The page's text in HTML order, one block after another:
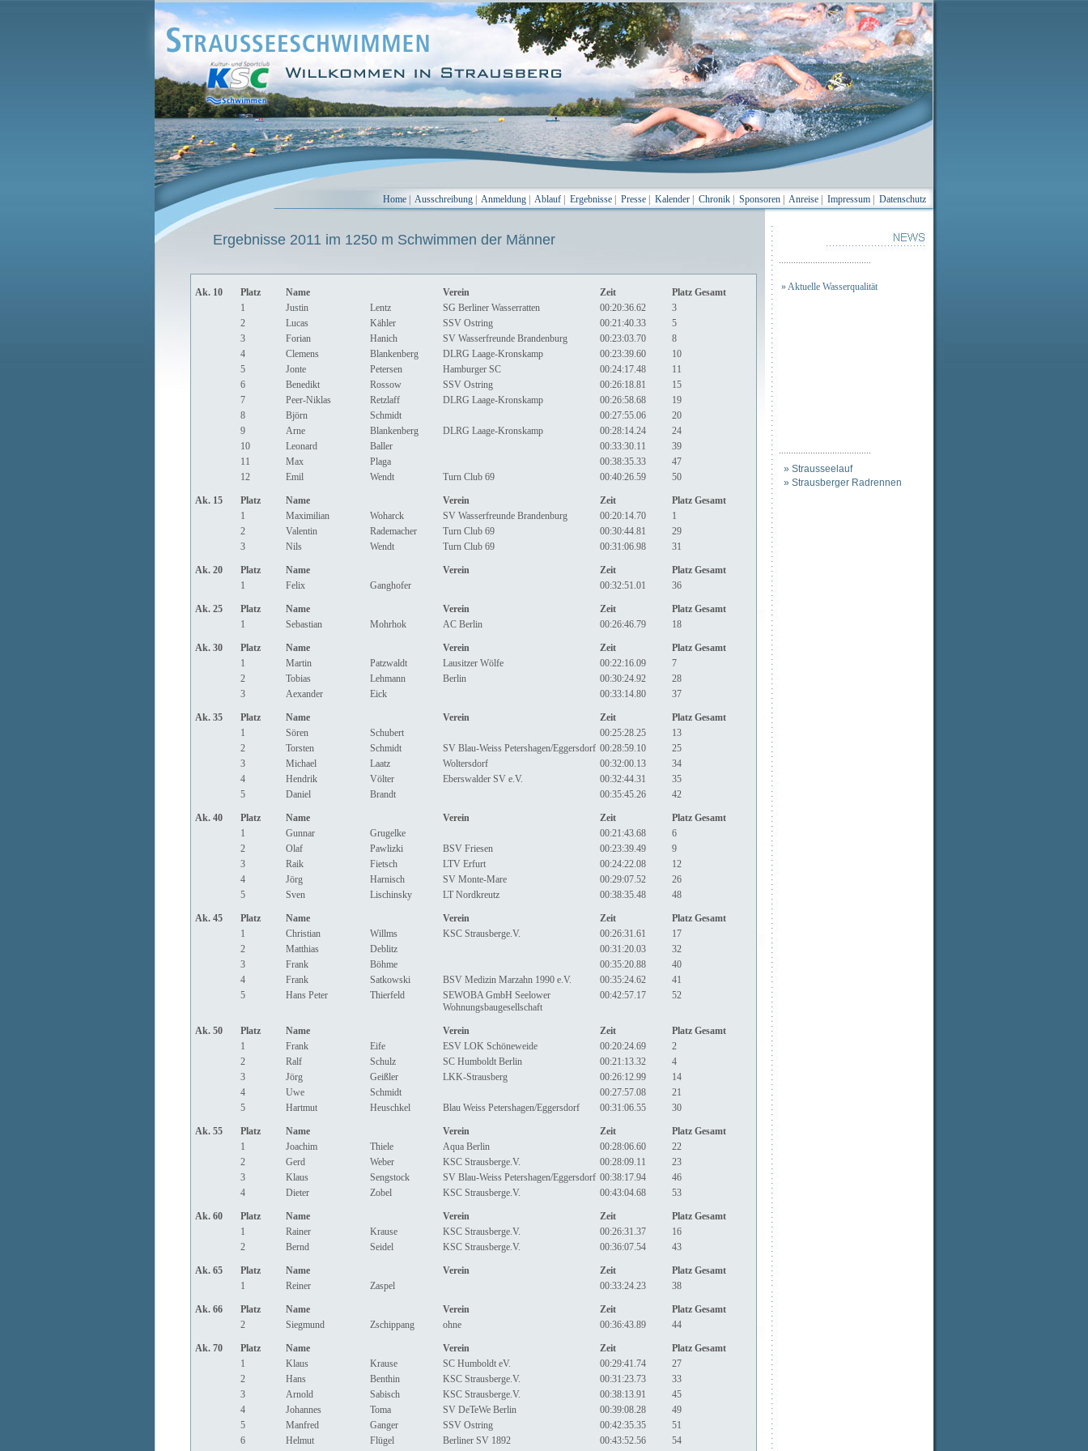
Home Ausschreibung Anmeldung Ablauf Ergebnisse Presse Kalender Chronik Sponsoren Anreise Impressum Datenschutz
Ergebnisse 2011 im 1250 m Schwimmen der Männer
Ak. 10 Platz Name Verein Zeit
Platz Gesamt
1
Justin Lentz SG Berliner Wasserratten 00:20:36.62
3
2
Lucas Kähler SSV Ostring 00:21:40.33
5
3
Forian Hanich SV Wasserfreunde Brandenburg 00:23:03.70
8
4
Clemens Blankenberg DLRG Laage-Kronskamp 00:23:39.60
10
5
Jonte Petersen Hamburger SC 00:24:17.48
11
6
Benedikt Rossow SSV Ostring 00:26:18.81
15
7
Peer-Niklas Retzlaff DLRG Laage-Kronskamp 00:26:58.68
19
8
Björn Schmidt 00:27:55.06
20
9
Arne Blankenberg DLRG Laage-Kronskamp 00:28:14.24
24
10
Leonard Baller 00:33:30.11
39
11
Max Plaga 00:38:35.33
47
12
Emil Wendt Turn Club 69 00:40:26.59 50
Ak. 15 Platz Name Verein Zeit
Platz Gesamt
1
Maximilian Woharck SV Wasserfreunde Brandenburg 00:20:14.70
1
2
Valentin Rademacher Turn Club 69 00:30:44.81
29
3
Nils Wendt Turn Club 69 00:31:06.98 31
Ak. 20 Platz Name Verein Zeit
Platz Gesamt
1
Felix Ganghofer 00:32:51.01 36
Ak. 25 Platz Name Verein Zeit
Platz Gesamt
1
Sebastian Mohrhok AC Berlin 00:26:46.79 18
Ak. 30 Platz Name Verein Zeit
Platz Gesamt
1
Martin Patzwaldt Lausitzer Wölfe 00:22:16.09
7
2
Tobias Lehmann Berlin 00:30:24.92
28
3
Aexander Eick 00:33:14.80 37
Ak. 35 Platz Name Verein Zeit
Platz Gesamt
1
Sören Schubert 00:25:28.25
13
2
Torsten Schmidt SV Blau-Weiss Petershagen/Eggersdorf 00:28:59.10
25
3
Michael Laatz Woltersdorf 00:32:00.13
34
4
Hendrik Völter Eberswalder SV e.V. 00:32:44.31
35
5
Daniel Brandt 00:35:45.26 42
Ak. 40 Platz Name Verein Zeit
Platz Gesamt
1
Gunnar Grugelke 00:21:43.68
6
2
Olaf Pawlizki BSV Friesen 00:23:39.49
9
3
Raik Fietsch LTV Erfurt 00:24:22.08
12
4
Jörg Harnisch SV Monte-Mare 00:29:07.52
26
5
Sven Lischinsky LT Nordkreutz 00:38:35.48 48
Ak. 45 Platz Name Verein Zeit
Platz Gesamt
1
Christian Willms KSC Strausberge.V. 00:26:31.61
17
2
Matthias Deblitz 00:31:20.03
32
3
Frank Böhme 00:35:20.88
40
4
Frank Satkowski BSV Medizin Marzahn 1990 e.V. 00:35:24.62
41
5
Hans Peter Thierfeld
SEWOBA GmbH Seelower
Wohnungsbaugesellschaft
00:42:57.17 52
Ak. 50 Platz Name Verein Zeit
Platz Gesamt
1
Frank Eife ESV LOK Schöneweide 00:20:24.69
2
2
Ralf Schulz SC Humboldt Berlin 00:21:13.32
4
3
Jörg Geißler LKK-Strausberg 00:26:12.99
14
4
Uwe Schmidt 00:27:57.08
21
5
Hartmut Heuschkel Blau Weiss Petershagen/Eggersdorf 00:31:06.55 30
Ak. 55 Platz Name Verein Zeit
Platz Gesamt
1
Joachim Thiele Aqua Berlin 00:28:06.60
22
2
Gerd Weber KSC Strausberge.V. 00:28:09.11
23
3
Klaus Sengstock SV Blau-Weiss Petershagen/Eggersdorf 00:38:17.94
46
4
Dieter Zobel KSC Strausberge.V. 00:43:04.68 53
Ak. 60 Platz Name Verein Zeit
Platz Gesamt
1
Rainer Krause KSC Strausberge.V. 00:26:31.37
16
2
Bernd Seidel KSC Strausberge.V. 00:36:07.54 43
Ak. 65 Platz Name Verein Zeit
Platz Gesamt
1
Reiner Zaspel 00:33:24.23 38
Ak. 66 Platz Name Verein Zeit
Platz Gesamt
2
Siegmund Zschippang ohne 00:36:43.89 44
Ak. 70 Platz Name Verein Zeit
Platz Gesamt
1
Klaus Krause SC Humboldt eV. 00:29:41.74
27
2
Hans Benthin KSC Strausberge.V. 00:31:23.73
33
3
Arnold Sabisch KSC Strausberge.V. 00:38:13.91
45
4
Johannes Toma SV DeTeWe Berlin 00:39:08.28
49
5
Manfred Ganger SSV Ostring 00:42:35.35
51
6
Helmut Flügel Berliner SV 1892 00:43:52.56 54
......................................
» Aktuelle Wasserqualität
......................................
» Strausseelauf
» Strausberger Radrennen